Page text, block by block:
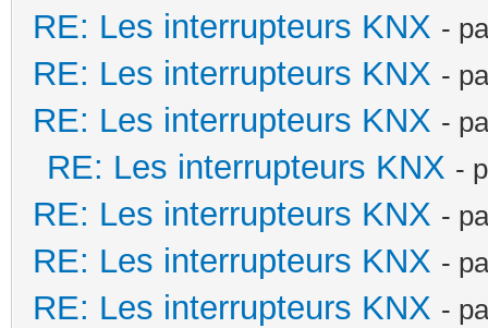
RE: Les interrupteurs KNX -
RE: Les interrupteurs KNX -
RE: Les interrupteurs KNX -
RE: Les interrupteurs KNX -
RE: Les interrupteurs KNX -
RE: Les interrupteurs KNX -
RE: Les interrupteurs KNX -